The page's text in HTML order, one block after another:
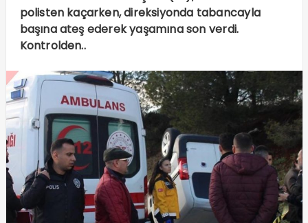
polisten kaçarken, direksiyonda tabancayla
başına ateş ederek yaşamına son verdi.
Kontrolden..